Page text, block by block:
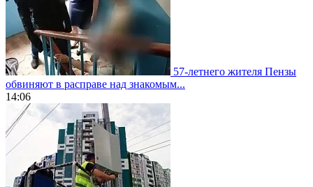
57-летнего жителя Пензы
обвиняют в расправе над знакомым...
14:06